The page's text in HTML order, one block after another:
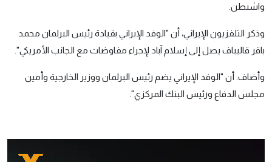
واشنطن.
وذكر التلفزيون الإيراني، أن "الوفد الإيراني بقيادة رئيس البرلمان محمد
باقر قاليباف يصل إلى إسلام آباد لإجراء مفاوضات مع الجانب الأمريكي".
وأضاف: أن "الوفد الإيراني يضم رئيس البرلمان ووزير الخارجية وأمين
مجلس الدفاع ورئيس البنك المركزي".